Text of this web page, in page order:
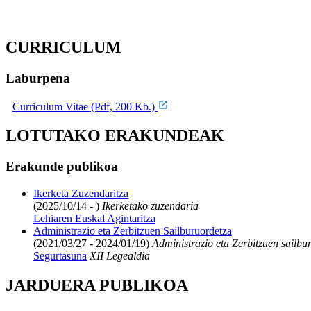
CURRICULUM
Laburpena
Curriculum Vitae (Pdf, 200 Kb.)
LOTUTAKO ERAKUNDEAK
Erakunde publikoa
Ikerketa Zuzendaritza
(2025/10/14 - ) Ikerketako zuzendaria
Lehiaren Euskal Agintaritza
Administrazio eta Zerbitzuen Sailburuordetza
(2021/03/27 - 2024/01/19) Administrazio eta Zerbitzuen
Segurtasuna XII Legealdia
JARDUERA PUBLIKOA